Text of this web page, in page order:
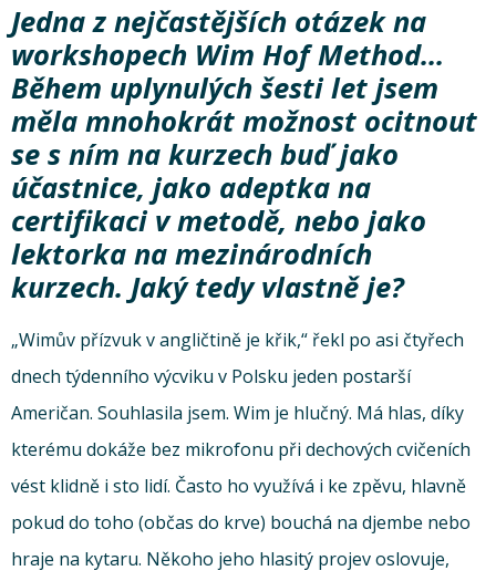
Jedna z nejčastějších otázek na
workshopech Wim Hof Method…
Během uplynulých šesti let jsem
měla mnohokrát možnost ocitnout
se s ním na kurzech buď jako
účastnice, jako adeptka na
certifikaci v metodě, nebo jako
lektorka na mezinárodních
kurzech. Jaký tedy vlastně je?
„Wimův přízvuk v angličtině je křik,“ řekl po asi čtyřech
dnech týdenního výcviku v Polsku jeden postarší
Američan. Souhlasila jsem. Wim je hlučný. Má hlas, díky
kterému dokáže bez mikrofonu při dechových cvičeních
vést klidně i sto lidí. Často ho využívá i ke zpěvu, hlavně
pokud do toho (občas do krve) bouchá na djembe nebo
hraje na kytaru. Někoho jeho hlasitý projev oslovuje,